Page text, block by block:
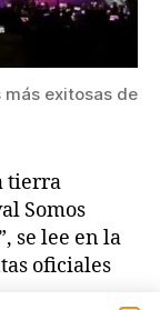
más exitosas de
tierra
Somos
se lee en la
oficiales